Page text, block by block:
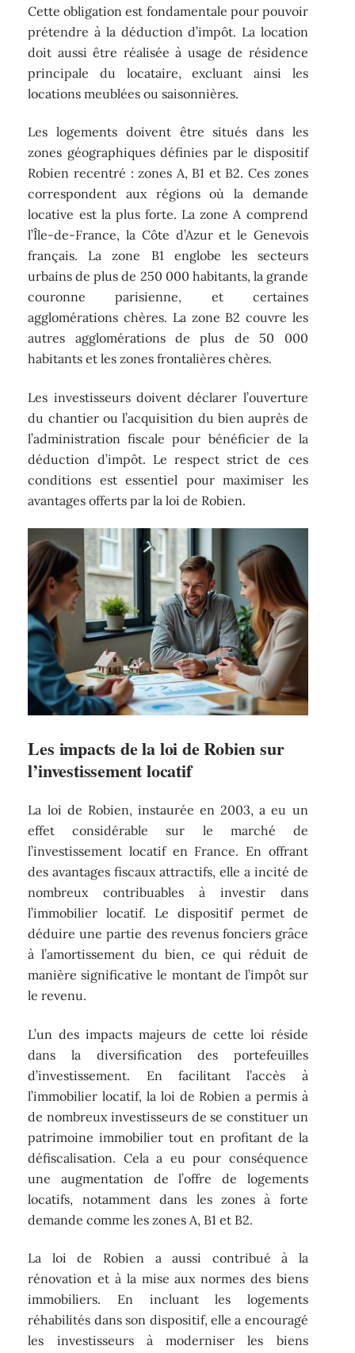
Cette obligation est fondamentale pour pouvoir
prétendre à la déduction d’impôt. La location
doit aussi être réalisée à usage de résidence
principale du locataire, excluant ainsi les
locations meublées ou saisonnières.
Les logements doivent être situés dans les
zones géographiques définies par le dispositif
Robien recentré : zones A, B1 et B2. Ces zones
correspondent aux régions où la demande
locative est la plus forte. La zone A comprend
l’Île-de-France, la Côte d’Azur et le Genevois
français. La zone B1 englobe les secteurs
urbains de plus de 250 000 habitants, la grande
couronne parisienne, et certaines
agglomérations chères. La zone B2 couvre les
autres agglomérations de plus de 50 000
habitants et les zones frontalières chères.
Les investisseurs doivent déclarer l’ouverture
du chantier ou l’acquisition du bien auprès de
l’administration fiscale pour bénéficier de la
déduction d’impôt. Le respect strict de ces
conditions est essentiel pour maximiser les
avantages offerts par la loi de Robien.
Les impacts de la loi de Robien sur
l’investissement locatif
La loi de Robien, instaurée en 2003, a eu un
effet considérable sur le marché de
l’investissement locatif en France. En offrant
des avantages fiscaux attractifs, elle a incité de
nombreux contribuables à investir dans
l’immobilier locatif. Le dispositif permet de
déduire une partie des revenus fonciers grâce
à l’amortissement du bien, ce qui réduit de
manière significative le montant de l’impôt sur
le revenu.
L’un des impacts majeurs de cette loi réside
dans la diversification des portefeuilles
d’investissement. En facilitant l’accès à
l’immobilier locatif, la loi de Robien a permis à
de nombreux investisseurs de se constituer un
patrimoine immobilier tout en profitant de la
défiscalisation. Cela a eu pour conséquence
une augmentation de l’offre de logements
locatifs, notamment dans les zones à forte
demande comme les zones A, B1 et B2.
La loi de Robien a aussi contribué à la
rénovation et à la mise aux normes des biens
immobiliers. En incluant les logements
réhabilités dans son dispositif, elle a encouragé
les investisseurs à moderniser les biens